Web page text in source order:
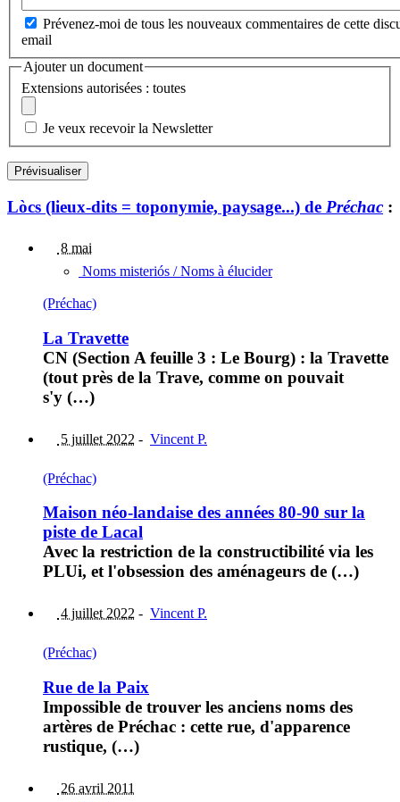
Prévenez-moi de tous les nouveaux commentaires de cette
email
Ajouter un document
Extensions autorisées : toutes
Je veux recevoir la Newsletter
Lòcs (lieux-dits = toponymie, paysage...) de Préchac :
8 mai
Noms misteriós / Noms à élucider
(Préchac)
La Travette
CN (Section A feuille 3 : Le Bourg) : la Travette
(tout près de la Trave, comme on pouvait
s'y (…)
5 juillet 2022 - Vincent P.
(Préchac)
Maison néo-landaise des années 80-90 sur la
piste de Lacal
Avec la restriction de la constructibilité via les
PLUi, et l'obsession des aménageurs de (…)
4 juillet 2022 - Vincent P.
(Préchac)
Rue de la Paix
Impossible de trouver les anciens noms des
artères de Préchac : cette rue, d'apparence
rustique, (…)
26 avril 2011